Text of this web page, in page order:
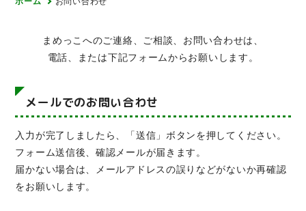
まめっこへのご連絡、ご相談、お問い合わせは、
電話、または下記フォームからお願いします。
メールでのお問い合わせ
入力が完了しましたら、「送信」ボタンを押してください。
フォーム送信後、確認メールが届きます。
届かない場合は、メールアドレスの誤りなどがないか再確認
をお願いします。